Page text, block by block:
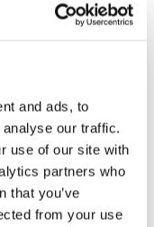
and ads, to
our traffic.
use of our site with
partners who
that you’ve
from your use